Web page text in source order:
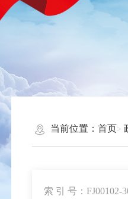
当前位置： 首页
索 引 号：FJ00102-